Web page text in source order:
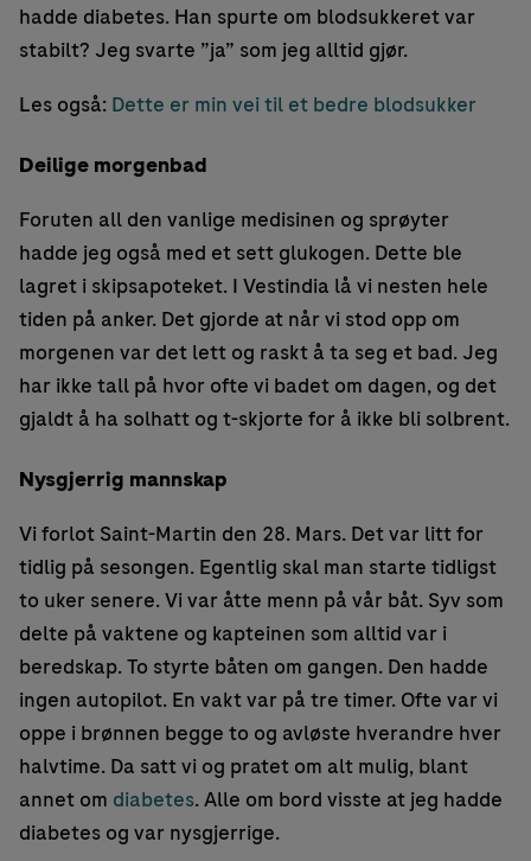
hadde diabetes. Han spurte om blodsukkeret var
stabilt? Jeg svarte ”ja” som jeg alltid gjør.
Les også: Dette er min vei til et bedre blodsukker
Deilige morgenbad
Foruten all den vanlige medisinen og sprøyter
hadde jeg også med et sett glukogen. Dette ble
lagret i skipsapoteket. I Vestindia lå vi nesten hele
tiden på anker. Det gjorde at når vi stod opp om
morgenen var det lett og raskt å ta seg et bad. Jeg
har ikke tall på hvor ofte vi badet om dagen, og det
gjaldt å ha solhatt og t-skjorte for å ikke bli solbrent.
Nysgjerrig mannskap
Vi forlot Saint-Martin den 28. Mars. Det var litt for
tidlig på sesongen. Egentlig skal man starte tidligst
to uker senere. Vi var åtte menn på vår båt. Syv som
delte på vaktene og kapteinen som alltid var i
beredskap. To styrte båten om gangen. Den hadde
ingen autopilot. En vakt var på tre timer. Ofte var vi
oppe i brønnen begge to og avløste hverandre hver
halvtime. Da satt vi og pratet om alt mulig, blant
annet om diabetes. Alle om bord visste at jeg hadde
diabetes og var nysgjerrige.